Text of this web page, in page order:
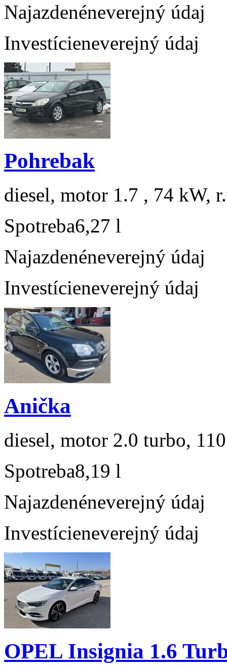
Najazdenéneverejný údaj
Investícieneverejný údaj
Pohrebak
diesel, motor 1.7 , 74 kW,
Spotreba6,27 l
Najazdenéneverejný údaj
Investícieneverejný údaj
Anička
diesel, motor 2.0 turbo,
Spotreba8,19 l
Najazdenéneverejný údaj
Investícieneverejný údaj
OPEL Insignia 1.6